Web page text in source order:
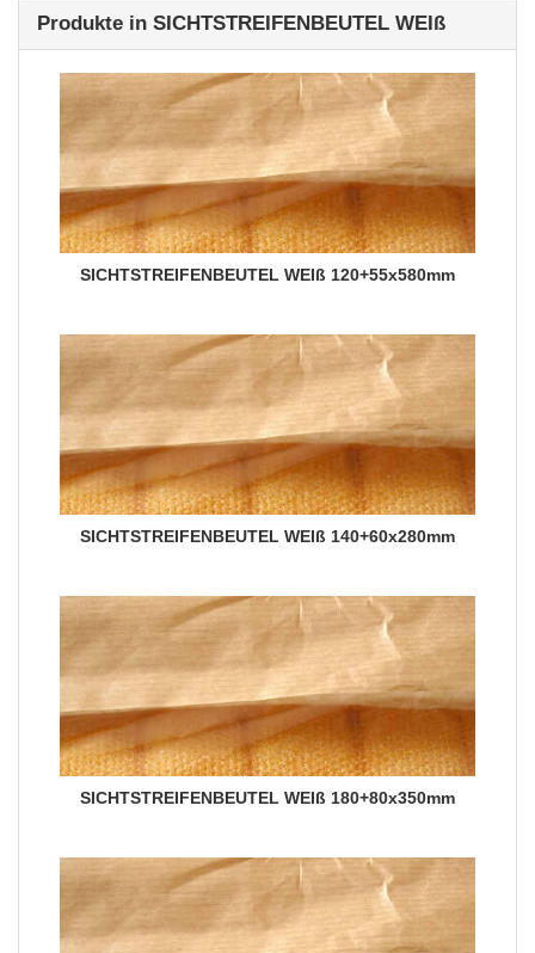
Produkte in SICHTSTREIFENBEUTEL WEIß
SICHTSTREIFENBEUTEL WEIß 120+55x580mm
SICHTSTREIFENBEUTEL WEIß 140+60x280mm
SICHTSTREIFENBEUTEL WEIß 180+80x350mm